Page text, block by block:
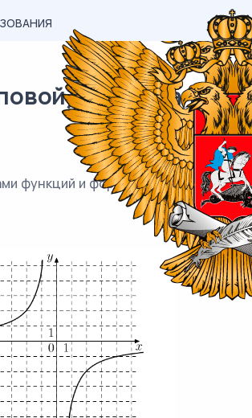
материал
функций и формулами, которые